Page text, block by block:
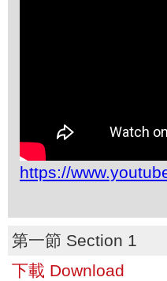
https://
第一節 Section 1
下載 Download